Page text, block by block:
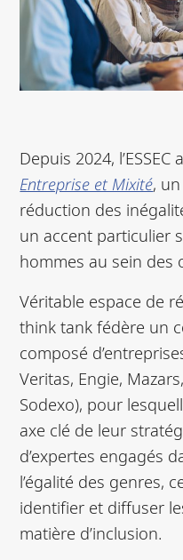
Depuis 2024, l’ESSEC
Entreprise et Mixité,
réduction des
un accent particulier
hommes au sein des
Véritable espace de
think tank fédère un
composé
Veritas, Engie,
Sodexo), pour
axe clé de leur
d’expertes engagés
l’égalité des genres,
identifier et diffuser
matière d’inclusion.